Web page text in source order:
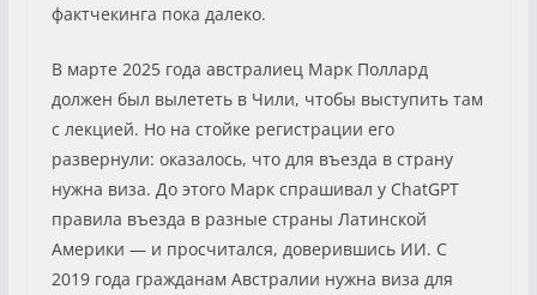
фактчекинга пока далеко.
В марте 2025 года австралиец Марк Поллард
должен был вылететь в Чили, чтобы выступить там
с лекцией. Но на стойке регистрации его
развернули: оказалось, что для въезда в страну
нужна виза. До этого Марк спрашивал у ChatGPT
правила въезда в разные страны Латинской
Америки — и просчитался, доверившись ИИ. С
2019 года гражданам Австралии нужна виза для